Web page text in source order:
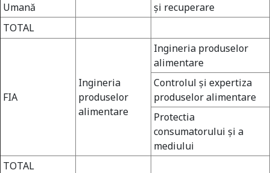
Umană
şi recuperare
TOTAL
FIA
Ingineria
produselor
alimentare
Ingineria produselor
alimentare
Controlul şi expertiza
produselor alimentare
Protectia
consumatorului şi a
mediului
TOTAL